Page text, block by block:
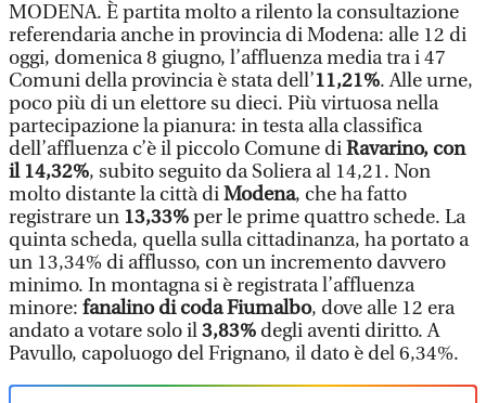
MODENA. È partita molto a rilento la consultazione
referendaria anche in provincia di Modena: alle 12 di
oggi, domenica 8 giugno, l’affluenza media tra i 47
Comuni della provincia è stata dell’11,21%. Alle urne,
poco più di un elettore su dieci. Più virtuosa nella
partecipazione la pianura: in testa alla classifica
dell’affluenza c’è il piccolo Comune diRavarino, con
il 14,32%, subito seguito da Soliera al 14,21. Non
molto distante la città diModena, che ha fatto
registrare un 13,33%per le prime quattro schede. La
quinta scheda, quella sulla cittadinanza, ha portato a
un 13,34% di afflusso, con un incremento davvero
minimo. In montagna si è registrata l’affluenza
minore: fanalino di coda Fiumalbo, dove alle 12 era
andato a votare solo il3,83% degli aventi diritto. A
Pavullo, capoluogo del Frignano, il dato è del 6,34%.